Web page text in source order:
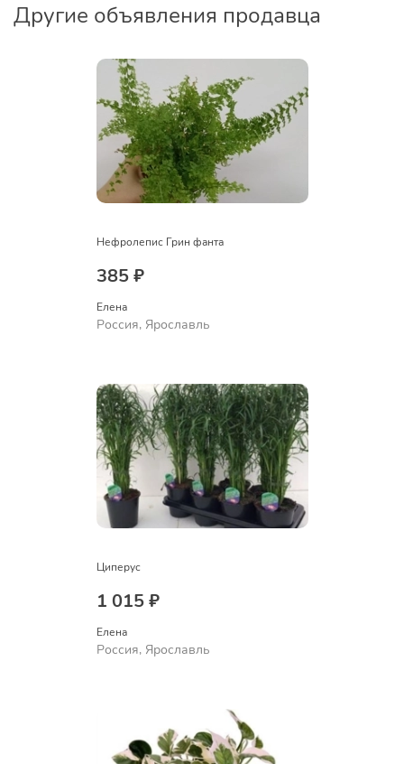
Другие объявления продавца
Нефролепис Грин фанта
385 ₽
Елена
Россия, Ярославль
Циперус
1 015 ₽
Елена
Россия, Ярославль